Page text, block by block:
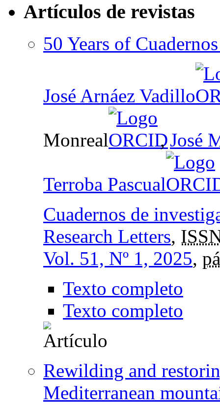
Artículos de revistas
50 Years of
José Arnáez Vadillo
Monreal ,José
Terroba Pascual
Cuadernos de
Research Letters,
Vol. 51, Nº 1, 2025,
Texto completo
Texto completo
Rewilding and
Mediterranean